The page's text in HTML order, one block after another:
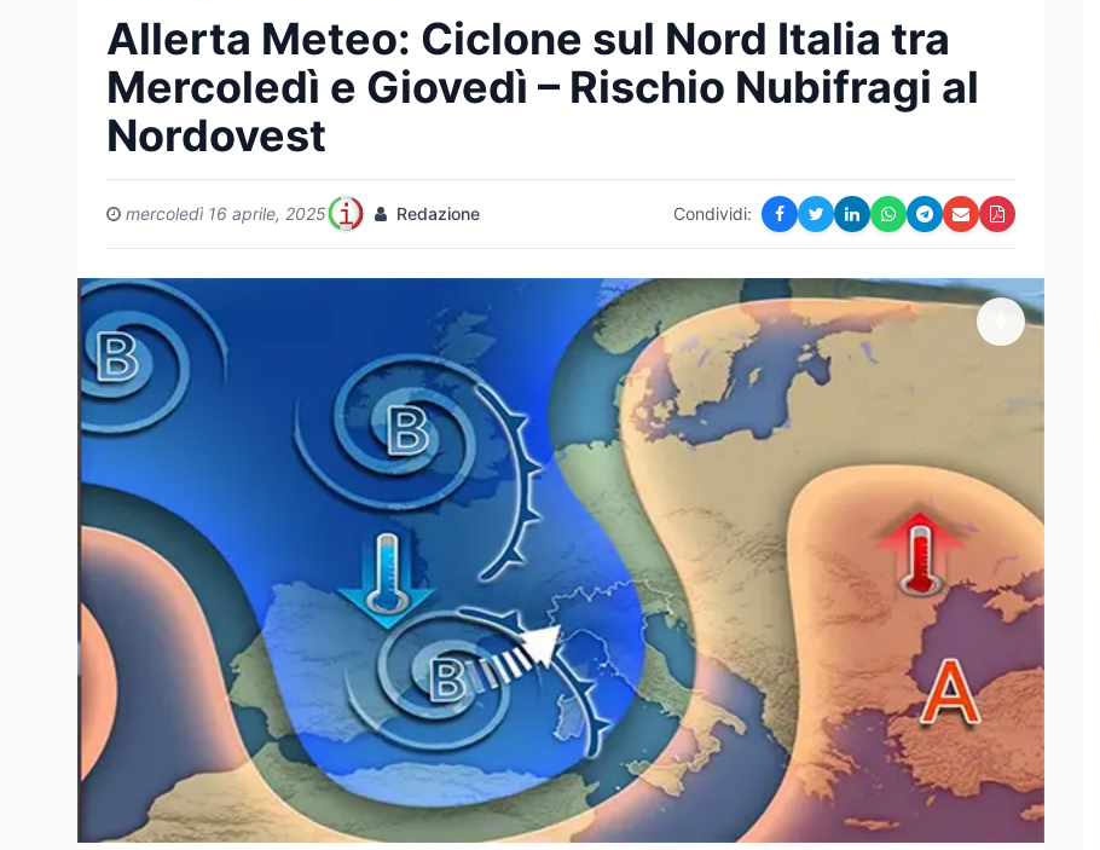
Allerta Meteo: Ciclone sul Nord Italia tra
Mercoledì e Giovedì – Rischio Nubifragi al
Nordovest
mercoledì 16 aprile, 2025 Redazione Condividi: